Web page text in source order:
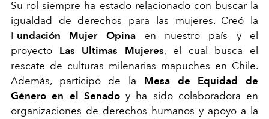
Su rol siempre ha estado relacionado con buscar la
igualdad de derechos para las mujeres. Creó la
Fundación Mujer Opina
en nuestro país y el
proyecto Las Ultimas Mujeres, el cual busca el
rescate de culturas milenarias mapuches en Chile.
Además, participó de la Mesa de Equidad de
Género en el Senadoy ha sido colaboradora en
organizaciones de derechos humanos y apoyo a la